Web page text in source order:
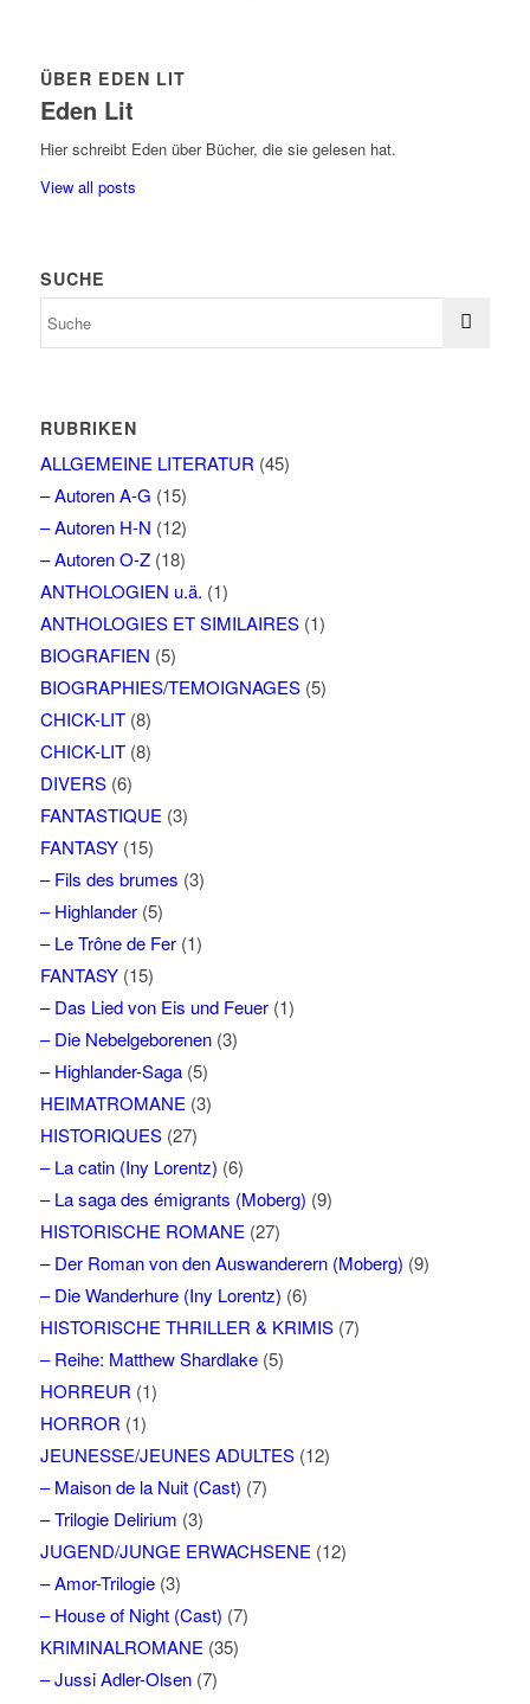
ÜBER EDEN LIT
Eden Lit
Hier schreibt Eden über Bücher, die sie gelesen hat.
View all posts
SUCHE
RUBRIKEN
ALLGEMEINE LITERATUR (45)
– Autoren A-G (15)
– Autoren H-N (12)
– Autoren O-Z(18)
ANTHOLOGIEN u.ä. (1)
ANTHOLOGIES ET SIMILAIRES(1)
BIOGRAFIEN (5)
BIOGRAPHIES/TEMOIGNAGES(5)
CHICK-LIT(8)
CHICK-LIT(8)
DIVERS(6)
FANTASTIQUE (3)
FANTASY(15)
– Fils des brumes (3)
– Highlander(5)
– Le Trône de Fer(1)
FANTASY(15)
– Das Lied von Eis und Feuer(1)
– Die Nebelgeborenen(3)
– Highlander-Saga(5)
HEIMATROMANE (3)
HISTORIQUES(27)
– La catin (Iny Lorentz) (6)
– La saga des émigrants (Moberg) (9)
HISTORISCHE ROMANE (27)
– Der Roman von den Auswanderern (Moberg) (9)
– Die Wanderhure (Iny Lorentz) (6)
HISTORISCHE THRILLER & KRIMIS(7)
– Reihe: Matthew Shardlake(5)
HORREUR (1)
HORROR (1)
JEUNESSE/JEUNES ADULTES(12)
– Maison de la Nuit (Cast) (7)
– Trilogie Delirium (3)
JUGEND/JUNGE ERWACHSENE (12)
– Amor-Trilogie(3)
– House of Night (Cast) (7)
KRIMINALROMANE (35)
– Jussi Adler-Olsen(7)